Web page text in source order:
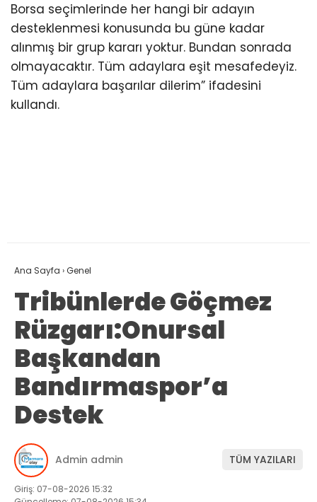
Borsa seçimlerinde her hangi bir adayın
desteklenmesi konusunda bu güne kadar
alınmış bir grup kararı yoktur. Bundan sonrada
olmayacaktır. Tüm adaylara eşit mesafedeyiz.
Tüm adaylara başarılar dilerim” ifadesini
kullandı.
Ana Sayfa ›Genel
Tribünlerde Göçmez
Rüzgarı:Onursal
Başkandan
Bandırmaspor’a
Destek
Admin admin TÜM YAZILARI
Giriş: 07-08-2026 15:32